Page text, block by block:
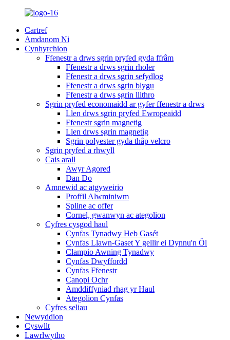
Cartref
Amdanom Ni
Cynhyrchion
Ffenestr a drws sgrin pryfed gyda ffrâm
Ffenestr a drws sgrin rholer
Ffenestr a drws sgrin sefydlog
Ffenestr a drws sgrin blygu
Ffenestr a drws sgrin llithro
Sgrin pryfed economaidd ar gyfer ffenestr a drws
Llen drws sgrin pryfed Ewropeaidd
Ffenestr sgrin magnetig
Llen drws sgrin magnetig
Sgrin polyester gyda thâp velcro
Sgrin pryfed a rhwyll
Cais arall
Awyr Agored
Dan Do
Amnewid ac atgyweirio
Proffil Alwminiwm
Spline ac offer
Cornel, gwanwyn ac ategolion
Cyfres cysgod haul
Cynfas Tynadwy Heb Gasét
Cynfas Llawn-Gaset Y gellir ei Dynnu'n Ôl
Clampio Awning Tynadwy
Cynfas Dwyffordd
Cynfas Ffenestr
Canopi Ochr
Amddiffyniad rhag yr Haul
Ategolion Cynfas
Cyfres seliau
Newyddion
Cyswllt
Lawrlwytho